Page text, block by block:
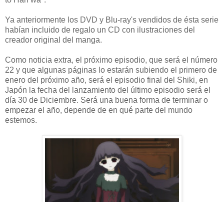
Ya anteriormente los DVD y Blu-ray's vendidos de ésta serie
habían incluido de regalo un CD con ilustraciones del
creador original del manga.
Como noticia extra, el próximo episodio, que será el número
22 y que algunas páginas lo estarán subiendo el primero de
enero del próximo año, será el episodio final del Shiki, en
Japón la fecha del lanzamiento del último episodio será el
día 30 de Diciembre. Será una buena forma de terminar o
empezar el año, depende de en qué parte del mundo
estemos.